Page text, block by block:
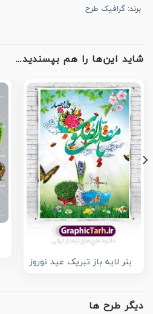
برند: گرافیک طرح
شاید این‌ها را هم بپسندید…
بنر لایه باز تبریک عید نوروز
دیگر طرح ها